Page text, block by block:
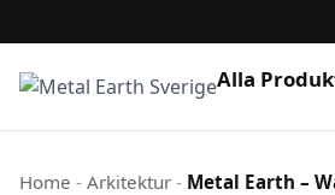
Hoppa till innehåll
Alla
Home - Arkitektur - Metal Earth –